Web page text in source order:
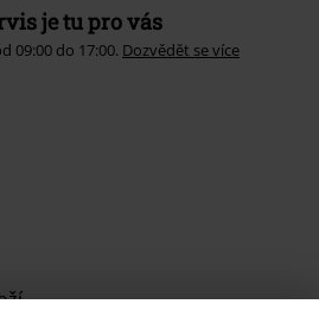
je tu pro vás
09:00 do 17:00. Dozvědět se více